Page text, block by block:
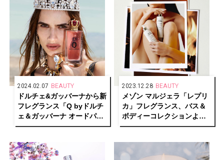
2024.02.07 BEAUTY
ドルチェ&ガッバーナから新
フレグランス「Q byドルチ
ェ＆ガッバーナ オードパル
ファム」が誕生
2023.12.28 BEAUTY
メゾン マルジェラ「レプリ
カ」フレグランス、バス＆
ボディーコレクションより
「バイ ザ ファイヤープレイ